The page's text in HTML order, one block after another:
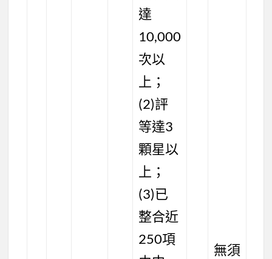
達
10,000
次以
上；
(2)評
等達3
顆星以
上；
(3)已
整合近
250項
無須